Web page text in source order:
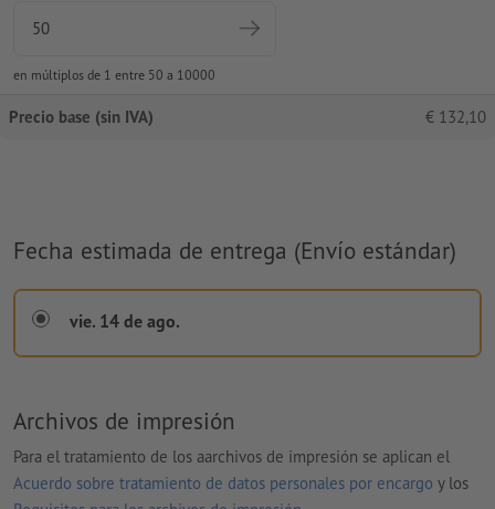
en múltiplos de 1 entre 50 a 10000
Precio base (sin IVA) € 132,10
Fecha estimada de entrega (Envío estándar)
vie. 14 de ago.
Archivos de impresión
Para el tratamiento de los aarchivos de impresión se aplican el
Acuerdo sobre tratamiento de datos personales por encargo y los